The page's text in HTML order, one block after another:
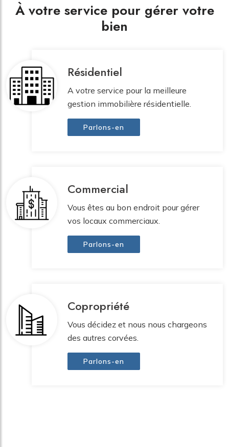
À votre service pour gérer votre
bien
Résidentiel
A votre service pour la meilleure
gestion immobilière résidentielle.
Parlons-en
Commercial
Vous êtes au bon endroit pour gérer
vos locaux commerciaux.
Parlons-en
Copropriété
Vous décidez et nous nous chargeons
des autres corvées.
Parlons-en